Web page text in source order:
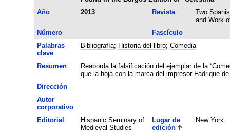
Año
2013 Revista
Two
and Work
Número
Fascículo
Palabras
clave
Bibliografía; Historia del libro; Comedia
Resumen
Reaborda la falsificación del ejemplar de la
que la hoja con la marca del impresor Fadrique
Dirección
Autor
corporativo
Editorial
Hispanic Seminary of
Medieval Studies
Lugar de
edición
New York